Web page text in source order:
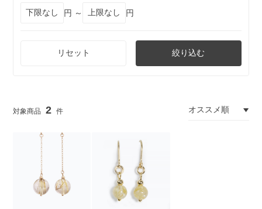
円 ～
円
リセット 絞り込む
2